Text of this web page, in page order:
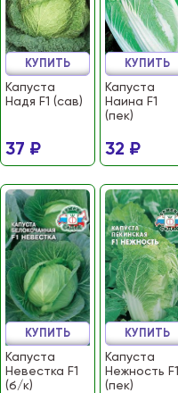
Капуста
Надя F1 (сав)
37 ₽
КУПИТЬ
Капуста
Наина F1
(пек)
32 ₽
КУПИТЬ
Капуста
Невестка F1
(б/к)
КУПИТЬ
Капуста
Нежность F1
(пек)
КУПИТЬ